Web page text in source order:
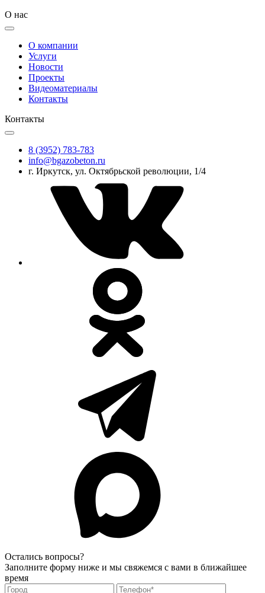
О нас
О компании
Услуги
Новости
Проекты
Видеоматериалы
Контакты
Контакты
8 (3952) 783-783
info@bgazobeton.ru
г. Иркутск, ул. Октябрьской революции, 1/4
Остались вопросы?
Заполните форму ниже и мы свяжемся с вами в ближайшее
время